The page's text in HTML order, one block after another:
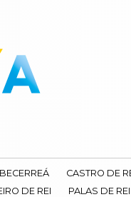
BECERREÁ CASTRO DE
DE REI PALAS DE REI